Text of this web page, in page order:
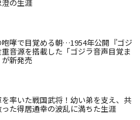
の生涯
咆哮で目覚める朝…1954年公開『ゴジ
音源を搭載した「ゴジラ音声目覚ま
が新発売
率いた戦国武将！幼い弟を支え、共
った得居通幸の波乱に満ちた生涯